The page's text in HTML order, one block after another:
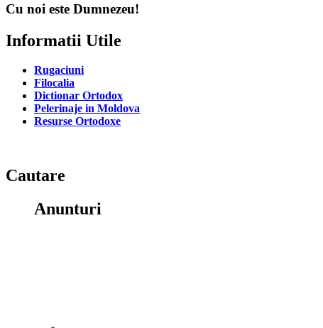
Cu noi este Dumnezeu!
Informatii Utile
Rugaciuni
Filocalia
Dictionar Ortodox
Pelerinaje in Moldova
Resurse Ortodoxe
Cautare
Anunturi